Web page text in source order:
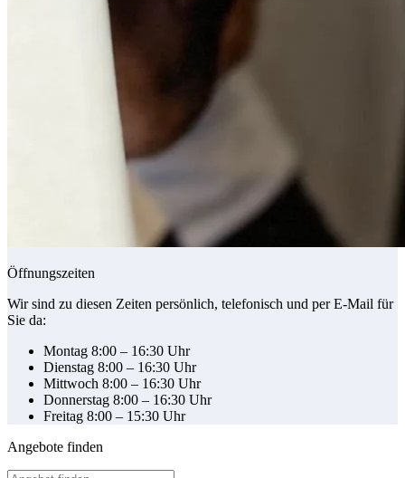
Öffnungszeiten
Wir sind zu diesen Zeiten persönlich, telefonisch und per E-Mail für
Sie da:
Montag 8:00 – 16:30 Uhr
Dienstag 8:00 – 16:30 Uhr
Mittwoch 8:00 – 16:30 Uhr
Donnerstag 8:00 – 16:30 Uhr
Freitag 8:00 – 15:30 Uhr
Angebote finden